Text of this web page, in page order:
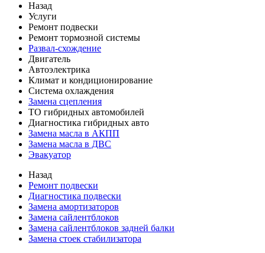
Назад
Услуги
Ремонт подвески
Ремонт тормозной системы
Развал-схождение
Двигатель
Автоэлектрика
Климат и кондиционирование
Система охлаждения
Замена сцепления
ТО гибридных автомобилей
Диагностика гибридных авто
Замена масла в АКПП
Замена масла в ДВС
Эвакуатор
Назад
Ремонт подвески
Диагностика подвески
Замена амортизаторов
Замена сайлентблоков
Замена сайлентблоков задней балки
Замена стоек стабилизатора